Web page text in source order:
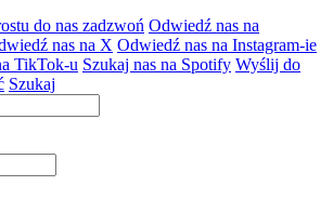
do nas zadzwoń Odwiedź nas na
nas na X Odwiedź nas na Instagram-ie
TikTok-u Szukaj nas na Spotify Wyślij do
Szukaj